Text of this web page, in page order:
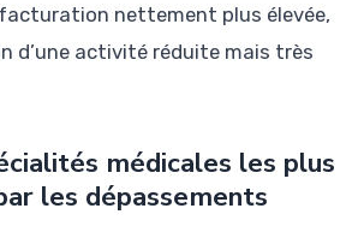
nettement plus élevée,
d’une activité réduite mais très
médicales les plus
les dépassements